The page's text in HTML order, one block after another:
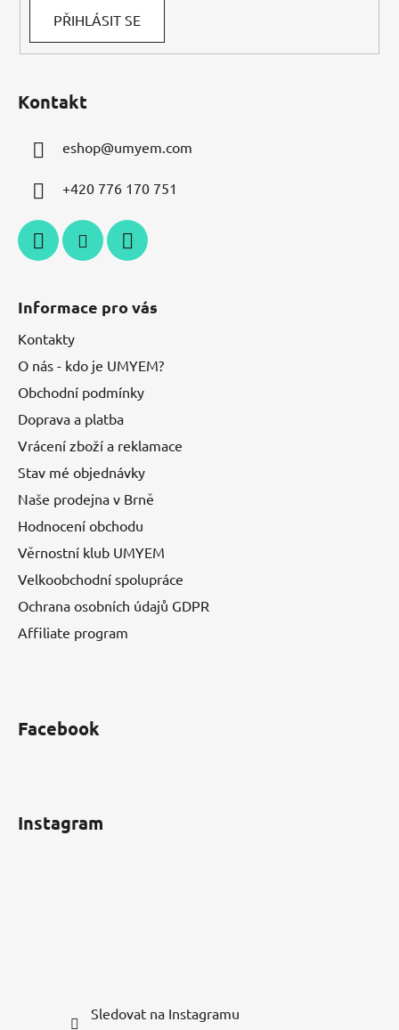
PŘIHLÁSIT SE
Kontakt
eshop@umyem.com
+420 776 170 751
Informace pro vás
Kontakty
O nás - kdo je UMYEM?
Obchodní podmínky
Doprava a platba
Vrácení zboží a reklamace
Stav mé objednávky
Naše prodejna v Brně
Hodnocení obchodu
Věrnostní klub UMYEM
Velkoobchodní spolupráce
Ochrana osobních údajů GDPR
Affiliate program
Facebook
Instagram
Sledovat na Instagramu